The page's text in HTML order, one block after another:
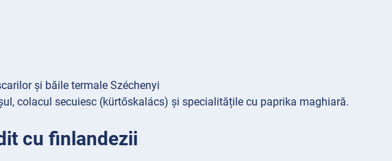
și băile termale Széchenyi
colacul secuiesc (kürtőskalács) și specialitățile cu paprika maghiară.
cu finlandezii